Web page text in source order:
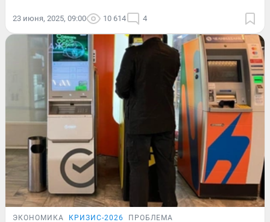
23 июня, 2025, 09:00 10 614 4
ЭКОНОМИКА КРИЗИС-2026 ПРОБЛЕМА